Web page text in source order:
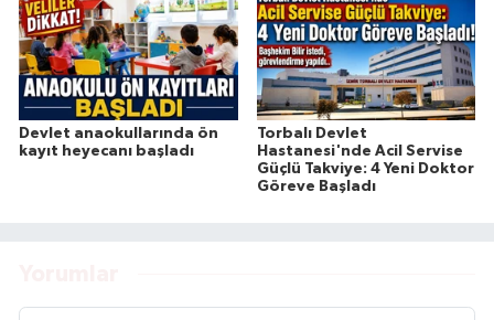
Devlet anaokullarında ön
kayıt heyecanı başladı
Torbalı Devlet
Hastanesi'nde Acil Servise
Güçlü Takviye: 4 Yeni Doktor
Göreve Başladı